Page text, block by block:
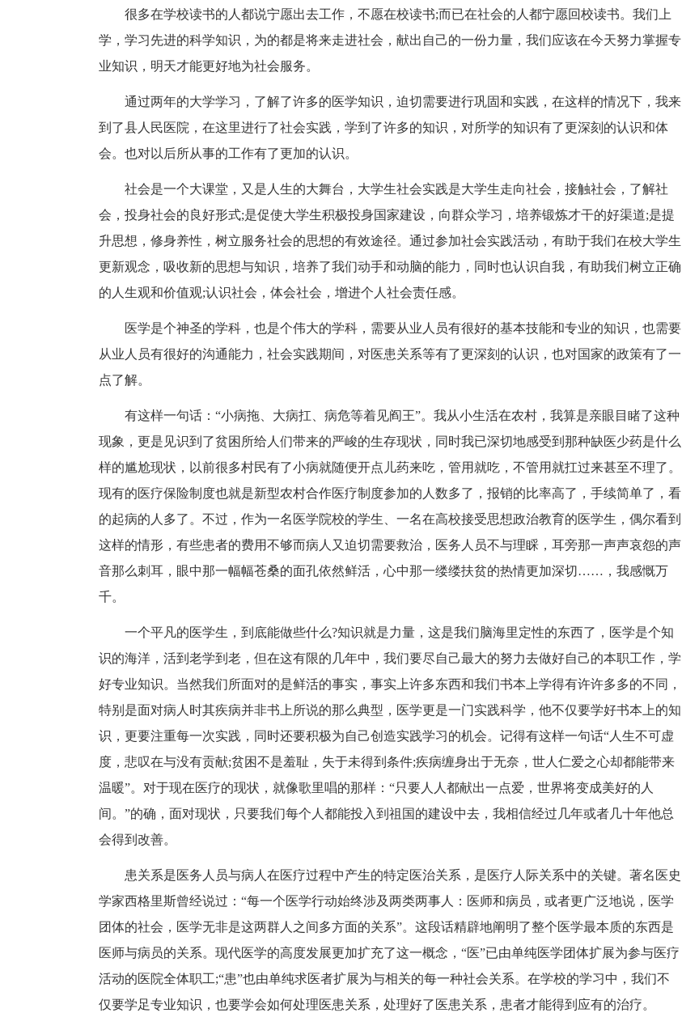
很多在学校读书的人都说宁愿出去工作，不愿在校读书;而已在社会的人都宁愿回校读书。我们上
学，学习先进的科学知识，为的都是将来走进社会，献出自己的一份力量，我们应该在今天努力掌握专
业知识，明天才能更好地为社会服务。
通过两年的大学学习，了解了许多的医学知识，迫切需要进行巩固和实践，在这样的情况下，我来
到了县人民医院，在这里进行了社会实践，学到了许多的知识，对所学的知识有了更深刻的认识和体
会。也对以后所从事的工作有了更加的认识。
社会是一个大课堂，又是人生的大舞台，大学生社会实践是大学生走向社会，接触社会，了解社
会，投身社会的良好形式;是促使大学生积极投身国家建设，向群众学习，培养锻炼才干的好渠道;是提
升思想，修身养性，树立服务社会的思想的有效途径。通过参加社会实践活动，有助于我们在校大学生
更新观念，吸收新的思想与知识，培养了我们动手和动脑的能力，同时也认识自我，有助我们树立正确
的人生观和价值观;认识社会，体会社会，增进个人社会责任感。
医学是个神圣的学科，也是个伟大的学科，需要从业人员有很好的基本技能和专业的知识，也需要
从业人员有很好的沟通能力，社会实践期间，对医患关系等有了更深刻的认识，也对国家的政策有了一
点了解。
有这样一句话：“小病拖、大病扛、病危等着见阎王”。我从小生活在农村，我算是亲眼目睹了这种
现象，更是见识到了贫困所给人们带来的严峻的生存现状，同时我已深切地感受到那种缺医少药是什么
样的尴尬现状，以前很多村民有了小病就随便开点儿药来吃，管用就吃，不管用就扛过来甚至不理了。
现有的医疗保险制度也就是新型农村合作医疗制度参加的人数多了，报销的比率高了，手续简单了，看
的起病的人多了。不过，作为一名医学院校的学生、一名在高校接受思想政治教育的医学生，偶尔看到
这样的情形，有些患者的费用不够而病人又迫切需要救治，医务人员不与理睬，耳旁那一声声哀怨的声
音那么刺耳，眼中那一幅幅苍桑的面孔依然鲜活，心中那一缕缕扶贫的热情更加深切……，我感慨万
千。
一个平凡的医学生，到底能做些什么?知识就是力量，这是我们脑海里定性的东西了，医学是个知
识的海洋，活到老学到老，但在这有限的几年中，我们要尽自己最大的努力去做好自己的本职工作，学
好专业知识。当然我们所面对的是鲜活的事实，事实上许多东西和我们书本上学得有许许多多的不同，
特别是面对病人时其疾病并非书上所说的那么典型，医学更是一门实践科学，他不仅要学好书本上的知
识，更要注重每一次实践，同时还要积极为自己创造实践学习的机会。记得有这样一句话“人生不可虚
度，悲叹在与没有贡献;贫困不是羞耻，失于未得到条件;疾病缠身出于无奈，世人仁爱之心却都能带来
温暖”。对于现在医疗的现状，就像歌里唱的那样：“只要人人都献出一点爱，世界将变成美好的人
间。”的确，面对现状，只要我们每个人都能投入到祖国的建设中去，我相信经过几年或者几十年他总
会得到改善。
患关系是医务人员与病人在医疗过程中产生的特定医治关系，是医疗人际关系中的关键。著名医史
学家西格里斯曾经说过：“每一个医学行动始终涉及两类两事人：医师和病员，或者更广泛地说，医学
团体的社会，医学无非是这两群人之间多方面的关系”。这段话精辟地阐明了整个医学最本质的东西是
医师与病员的关系。现代医学的高度发展更加扩充了这一概念，“医”已由单纯医学团体扩展为参与医疗
活动的医院全体职工;“患”也由单纯求医者扩展为与相关的每一种社会关系。在学校的学习中，我们不
仅要学足专业知识，也要学会如何处理医患关系，处理好了医患关系，患者才能得到应有的治疗。